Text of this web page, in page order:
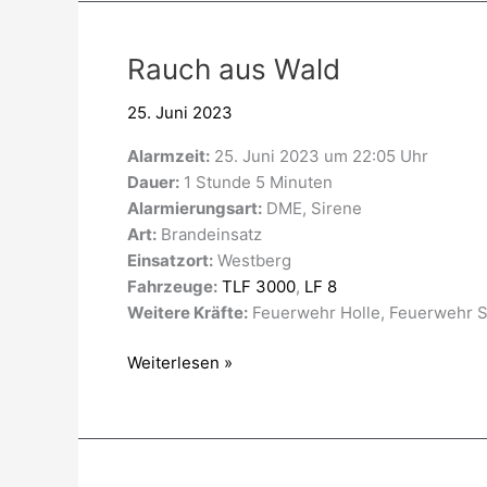
Rauch aus Wald
25. Juni 2023
Alarmzeit: 25. Juni 2023 um 22:05 Uhr
Dauer: 1 Stunde 5 Minuten
Alarmierungsart: DME, Sirene
Art: Brandeinsatz
Einsatzort: Westberg
Fahrzeuge: TLF 3000, LF 8
Weitere Kräfte: Feuerwehr Holle, Feuerwehr
Rauch
Wald
Weiterlesen »